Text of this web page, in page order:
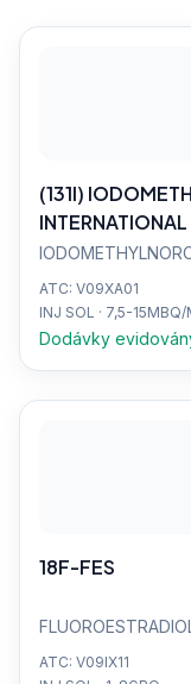
(131I)
ATC: V09XA01
INJ SOL · 7,5-15MBQ/
Dodávky
18F-FES
ATC: V09IX11